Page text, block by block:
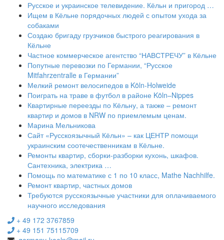
Русское и украинское телевидение. Кёльн и пригород …
Ищем в Кёльне порядочных людей с опытом ухода за
собаками
Создаю бригаду грузчиков быстрого реагирования в
Кёльне
Частное коммерческое агентство “НАВСТРЕЧУ” в Кёльне
Попутные перевозки по Германии, “Русское
Mitfahrzentralle в Германии”
Мелкий ремонт велосипедов в Köln-Holweide
Поиграть на траве в футбол в районе Köln–Nippes
Квартирные переезды по Кёльну, а также – ремонт
квартир и домов в NRW по приемлемым ценам.
Марина Мельникова
Сайт «Русскоязычный Кёльн» – как ЦЕНТР помощи
украинским соотечественникам в Кёльне.
Ремонты квартир, сборки-разборки кухонь, шкафов.
Сантехника, электрика …
Помощь по математике с 1 по 10 класс, Mathe Nachhilfe.
Ремонт квартир, частных домов
Требуются русскоязычные участники для оплачиваемого
научного исследования
+ 49 172 3767859
+ 49 151 75115709